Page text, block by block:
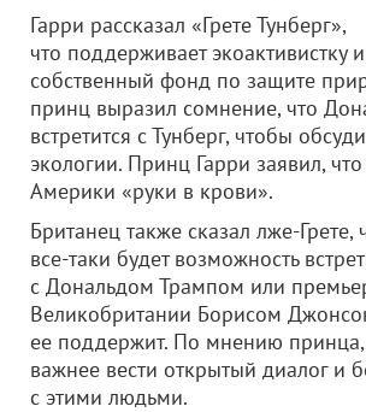
Гарри рассказал «Грете Тунберг»,
что поддерживает экоактивистку
собственный фонд по защите
принц выразил сомнение, что
встретится с Тунберг, чтобы
экологии. Принц Гарри заявил,
Америки «руки в крови».
Британец также сказал лже-Грете,
все-таки будет возможность
с Дональдом Трампом или
Великобритании Борисом
ее поддержит. По мнению принца,
важнее вести открытый диалог и
с этими людьми.